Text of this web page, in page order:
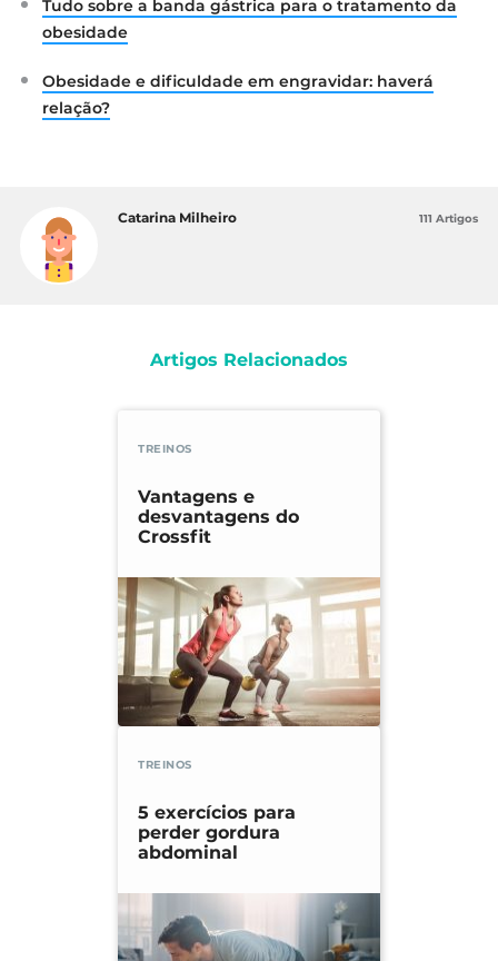
Tudo sobre a banda gástrica para o tratamento da
obesidade
Obesidade e dificuldade em engravidar: haverá
relação?
Catarina Milheiro 111 Artigos
Artigos Relacionados
TREINOS
Vantagens e
desvantagens do
Crossfit
TREINOS
5 exercícios para
perder gordura
abdominal